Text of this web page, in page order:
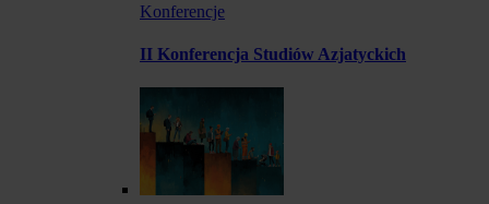
Konferencje
II Konferencja Studiów Azjatyckich